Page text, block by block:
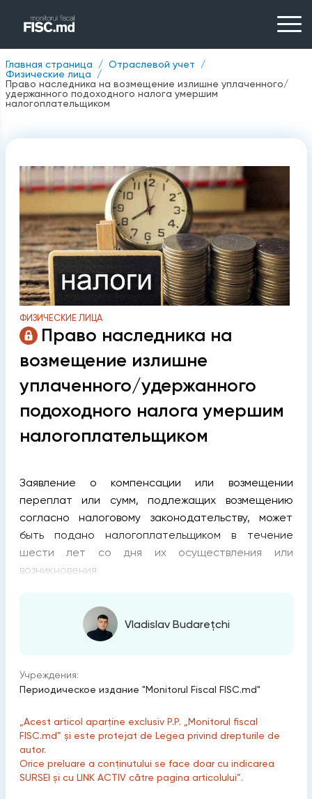
Главная страница
Отраслевой учет
Физические лица
Право наследника на возмещение излишне уплаченного/
удержанного подоходного налога умершим
налогоплательщиком
ФИЗИЧЕСКИЕ ЛИЦА
Право наследника на
возмещение излишне
уплаченного/удержанного
подоходного налога умершим
налогоплательщиком
Заявление о компенсации или возмещении
переплат или сумм, подлежащих возмещению
согласно налоговому законодательству, может
быть подано налогоплательщиком в течение
шести лет со дня их осуществления или
возникновения
Vladislav Budarețchi
Учреждения:
Периодическое издание "Monitorul Fiscal FISC.md"
„Acest articol aparține exclusiv P.P. „Monitorul fiscal
FISC.md” și este protejat de Legea privind drepturile de
autor.
Orice preluare a conținutului se face doar cu indicarea
SURSEI și cu LINK ACTIV către pagina articolului”.